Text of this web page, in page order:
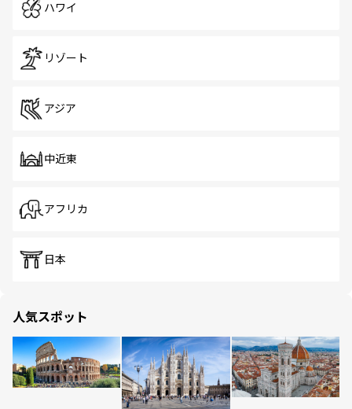
ハワイ
リゾート
アジア
中近東
アフリカ
日本
人気スポット